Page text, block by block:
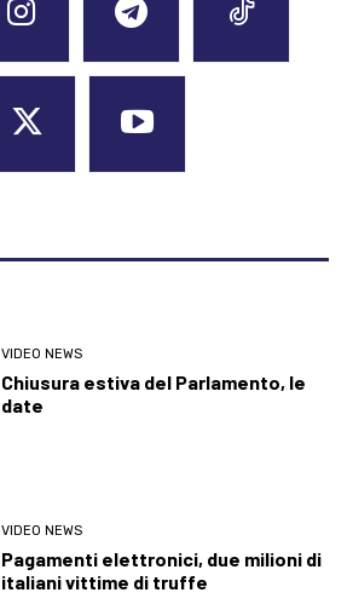
VIDEO NEWS
Chiusura estiva del Parlamento, le
date
VIDEO NEWS
Pagamenti elettronici, due milioni di
italiani vittime di truffe